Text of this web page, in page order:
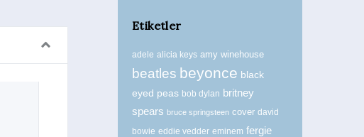
Rihanna Dior’a Çok Yakıştı
Stil / Magazin
Etiketler
adele alicia keys amy winehouse
beatles beyonce black
eyed peas bob dylan britney
spears bruce springsteen cover david
bowie eddie vedder eminem fergie